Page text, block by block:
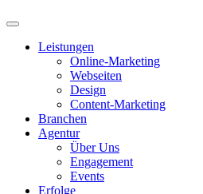
Leistungen
Online-Marketing
Webseiten
Design
Content-Marketing
Branchen
Agentur
Über Uns
Engagement
Events
Erfolge